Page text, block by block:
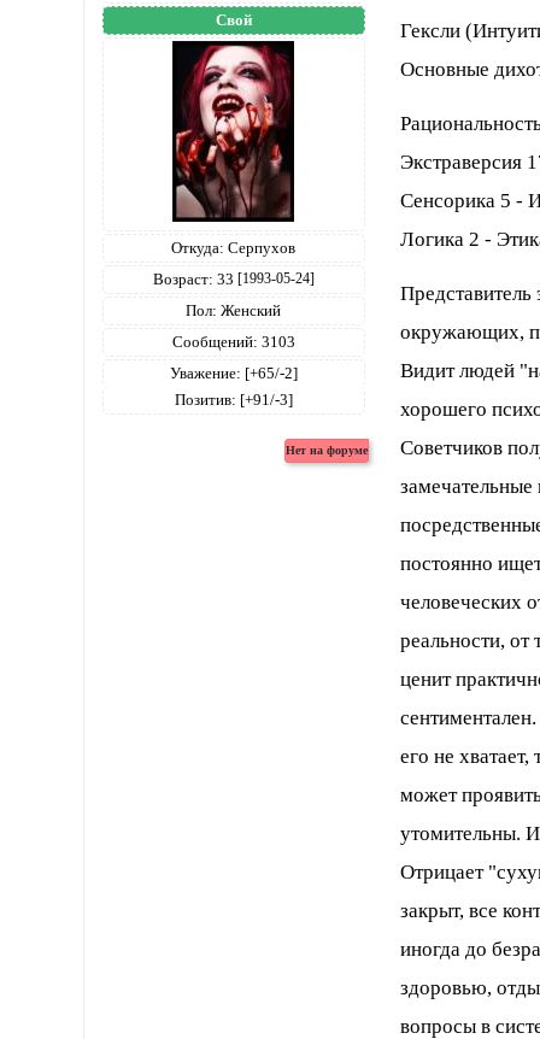
Свой
Откуда: Серпухов
Возраст: 33 [1993-05-24]
Пол: Женский
Сообщений: 3103
Уважение: [+65/-2]
Позитив: [+91/-3]
Гексли
Основные
Экстраверсия
Сенсорика 5 -
Логика 2 -
окружающих,
Видит людей
хорошего
Советчиков
замечательные
постоянно
человеческих
реальности,
ценит
его не
может
утомительны.
Отрицает
закрыт, все
иногда до
здоровью,
вопросы в